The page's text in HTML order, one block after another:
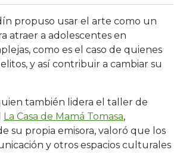
propuso usar el arte como un
atraer a adolescentes en
como es el caso de quienes
y así contribuir a cambiar su
también lidera el taller de
La Casa de Mamá Tomasa,
su propia emisora, valoró que los
y otros espacios culturales